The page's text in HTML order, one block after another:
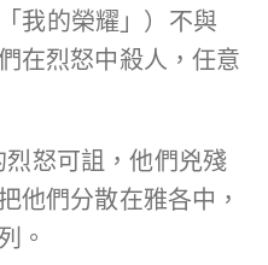
在烈怒中殺人，任意
怒可詛，他們兇殘
他們分散在雅各中，
。